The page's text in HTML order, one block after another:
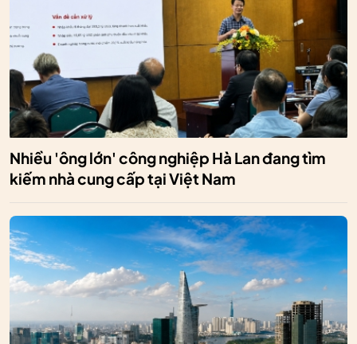
Nhiều 'ông lớn' công nghiệp Hà Lan đang tìm
kiếm nhà cung cấp tại Việt Nam